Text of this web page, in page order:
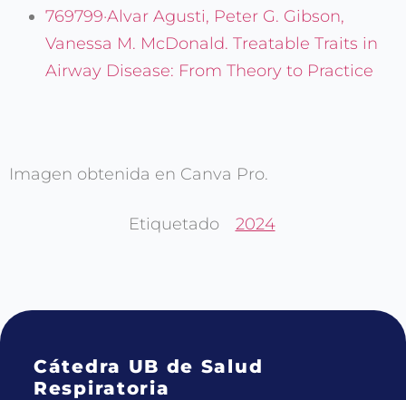
769799·Alvar Agusti, Peter G. Gibson,
Vanessa M. McDonald. Treatable Traits in
Airway Disease: From Theory to Practice
Imagen obtenida en Canva Pro.
Etiquetado 2024
Cátedra UB de Salud
Respiratoria